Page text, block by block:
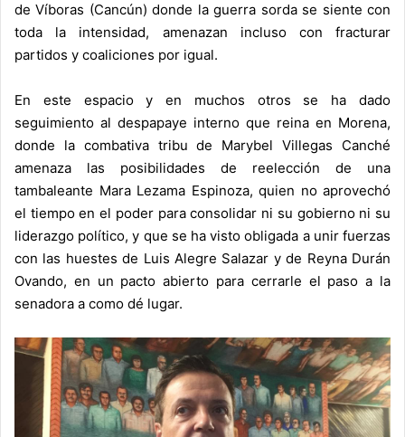
de Víboras (Cancún) donde la guerra sorda se siente con
toda la intensidad, amenazan incluso con fracturar
partidos y coaliciones por igual.
En este espacio y en muchos otros se ha dado
seguimiento al despapaye interno que reina en Morena,
donde la combativa tribu de Marybel Villegas Canché
amenaza las posibilidades de reelección de una
tambaleante Mara Lezama Espinoza, quien no aprovechó
el tiempo en el poder para consolidar ni su gobierno ni su
liderazgo político, y que se ha visto obligada a unir fuerzas
con las huestes de Luis Alegre Salazar y de Reyna Durán
Ovando, en un pacto abierto para cerrarle el paso a la
senadora a como dé lugar.